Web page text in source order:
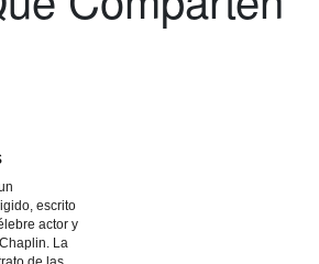
escrito
actor y
La